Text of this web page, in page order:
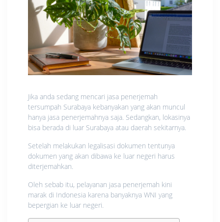
Jika anda sedang mencari jasa penerjemah
tersumpah Surabaya kebanyakan yang akan muncul
hanya jasa penerjemahnya saja. Sedangkan, lokasinya
bisa berada di luar Surabaya atau daerah sekitarnya.
Setelah melakukan legalisasi dokumen tentunya
dokumen yang akan dibawa ke luar negeri harus
diterjemahkan.
Oleh sebab itu, pelayanan jasa penerjemah kini
marak di Indonesia karena banyaknya WNI yang
bepergian ke luar negeri.